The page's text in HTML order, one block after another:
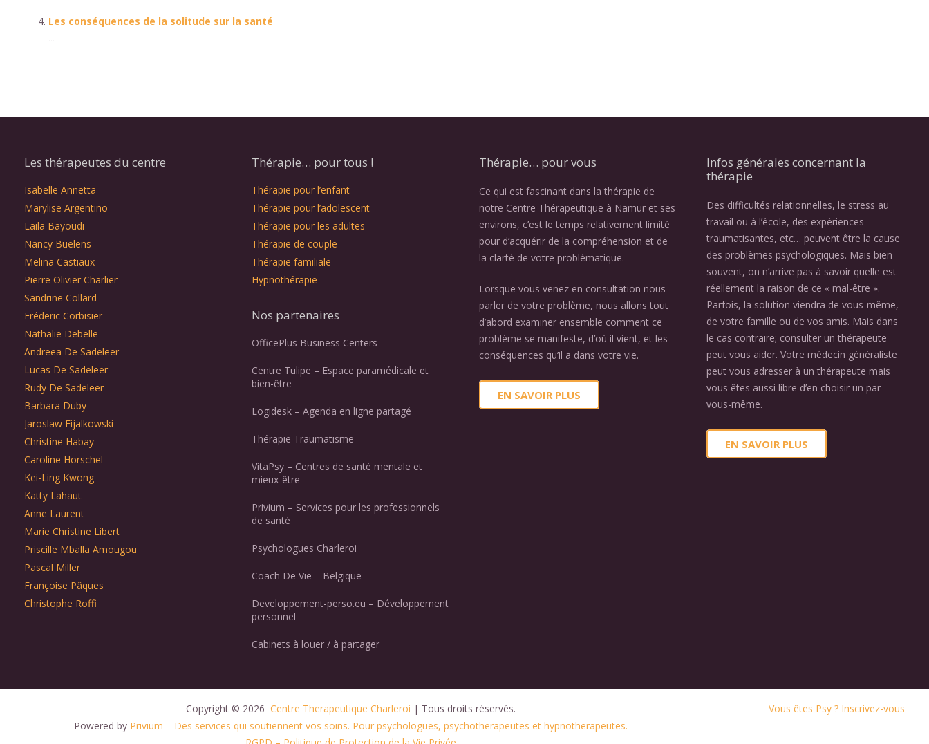
Les conséquences de la solitude sur la santé
...
Les thérapeutes du centre
Isabelle Annetta
Marylise Argentino
Laila Bayoudi
Nancy Buelens
Melina Castiaux
Pierre Olivier Charlier
Sandrine Collard
Fréderic Corbisier
Nathalie Debelle
Andreea De Sadeleer
Lucas De Sadeleer
Rudy De Sadeleer
Barbara Duby
Jaroslaw Fijalkowski
Christine Habay
Caroline Horschel
Kei-Ling Kwong
Katty Lahaut
Anne Laurent
Marie Christine Libert
Priscille Mballa Amougou
Pascal Miller
Françoise Pâques
Christophe Roffi
Thérapie… pour tous !
Thérapie pour l’enfant
Thérapie pour l’adolescent
Thérapie pour les adultes
Thérapie de couple
Thérapie familiale
Hypnothérapie
Nos partenaires
OfficePlus Business Centers
Centre Tulipe – Espace paramédicale et
bien-être
Logidesk – Agenda en ligne partagé
Thérapie Traumatisme
VitaPsy – Centres de santé mentale et
mieux-être
Privium – Services pour les professionnels
de santé
Psychologues Charleroi
Coach De Vie – Belgique
Developpement-perso.eu – Développement
personnel
Cabinets à louer / à partager
Thérapie… pour vous
Ce qui est fascinant dans la thérapie de
notre Centre Thérapeutique à Namur et ses
environs, c’est le temps relativement limité
pour d’acquérir de la compréhension et de
la clarté de votre problématique.
Lorsque vous venez en consultation nous
parler de votre problème, nous allons tout
d’abord examiner ensemble comment ce
problème se manifeste, d’où il vient, et les
conséquences qu’il a dans votre vie.
EN SAVOIR PLUS
Infos générales concernant la
thérapie
Des difficultés relationnelles, le stress au
travail ou à l’école, des expériences
traumatisantes, etc… peuvent être la cause
des problèmes psychologiques. Mais bien
souvent, on n’arrive pas à savoir quelle est
réellement la raison de ce « mal-être ».
Parfois, la solution viendra de vous-même,
de votre famille ou de vos amis. Mais dans
le cas contraire; consulter un thérapeute
peut vous aider. Votre médecin généraliste
peut vous adresser à un thérapeute mais
vous êtes aussi libre d’en choisir un par
vous-même.
EN SAVOIR PLUS
Copyright © 2026 Centre Therapeutique Charleroi | Tous droits réservés.
Powered by Privium – Des services qui soutiennent vos soins. Pour psychologues, psychotherapeutes et hypnotherapeutes.
Vous êtes Psy ? Inscrivez-vous